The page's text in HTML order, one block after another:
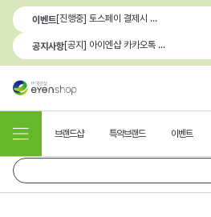
이벤트 [진행중] 토스페이 결제시 최대 1.3만원 혜택
공지사항 [공지] 아이엔샵 카카오톡 1:1 문의 채널 이용 안내
브랜드샵 특약브랜드 이벤트